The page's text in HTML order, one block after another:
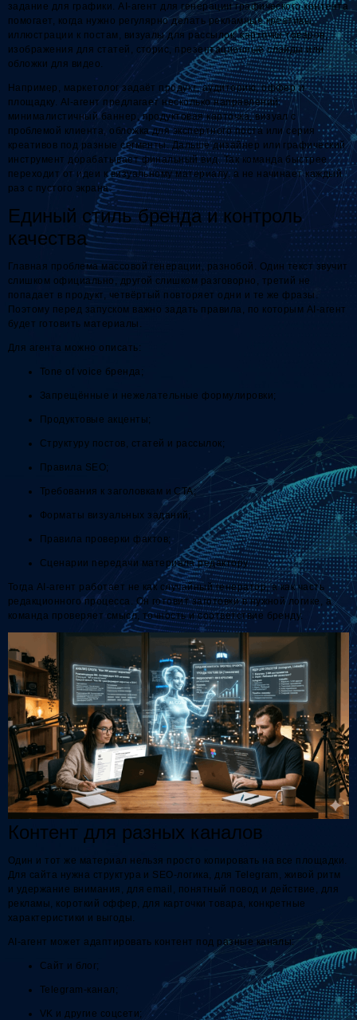
задание для графики. AI-агент для генерации графического контента
помогает, когда нужно регулярно делать рекламные креативы,
иллюстрации к постам, визуалы для рассылок, карточки товаров,
изображения для статей, сторис, презентационные слайды или
обложки для видео.
Например, маркетолог задаёт продукт, аудиторию, оффер и
площадку. AI-агент предлагает несколько направлений:
минималистичный баннер, продуктовая карточка, визуал с
проблемой клиента, обложка для экспертного поста или серия
креативов под разные сегменты. Дальше дизайнер или графический
инструмент дорабатывает финальный вид. Так команда быстрее
переходит от идеи к визуальному материалу, а не начинает каждый
раз с пустого экрана.
Единый стиль бренда и контроль
качества
Главная проблема массовой генерации, разнобой. Один текст звучит
слишком официально, другой слишком разговорно, третий не
попадает в продукт, четвёртый повторяет одни и те же фразы.
Поэтому перед запуском важно задать правила, по которым AI-агент
будет готовить материалы.
Для агента можно описать:
Tone of voice бренда;
Запрещённые и нежелательные формулировки;
Продуктовые акценты;
Структуру постов, статей и рассылок;
Правила SEO;
Требования к заголовкам и CTA;
Форматы визуальных заданий;
Правила проверки фактов;
Сценарии передачи материала редактору.
Тогда AI-агент работает не как случайный генератор, а как часть
редакционного процесса. Он готовит заготовки в нужной логике, а
команда проверяет смысл, точность и соответствие бренду.
Контент для разных каналов
Один и тот же материал нельзя просто копировать на все площадки.
Для сайта нужна структура и SEO-логика, для Telegram, живой ритм
и удержание внимания, для email, понятный повод и действие, для
рекламы, короткий оффер, для карточки товара, конкретные
характеристики и выгоды.
AI-агент может адаптировать контент под разные каналы:
Сайт и блог;
Telegram-канал;
VK и другие соцсети;